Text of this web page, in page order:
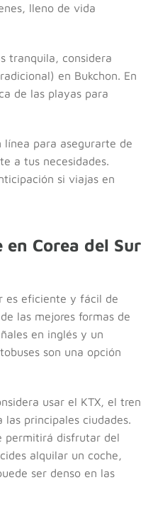
lleno de vida
tranquila, considera
en Bukchon. En
de las playas para
línea para asegurarte de
a tus necesidades.
si viajas en
en Corea del Sur
es eficiente y fácil de
las mejores formas de
en inglés y un
son una opción
usar el KTX, el tren
principales ciudades.
permitirá disfrutar del
alquilar un coche,
ser denso en las